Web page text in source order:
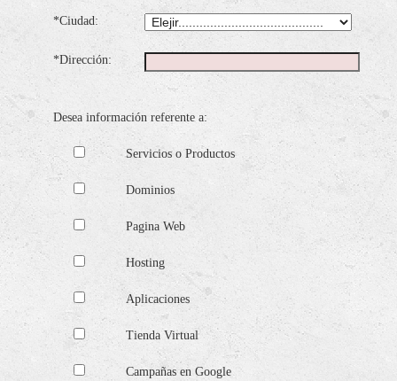
*Ciudad:
*Dirección:
Desea información referente a:
Servicios o Productos
Dominios
Pagina Web
Hosting
Aplicaciones
Tienda Virtual
Campañas en Google